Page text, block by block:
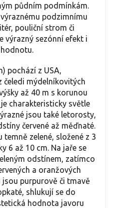
půdním podmínkám.
podzimnímu
pouliční strom či
výrazný sezónní efekt i
pochází z USA,
mýdelníkovitých
až 40 m s korunou
charakteristicky světle
jsou také letorosty,
červené až měďnaté.
zelené, složené z 3
6 až 10 cm. Na jaře se
odstínem, zatímco
a oranžových
purpurově či tmavě
shlukují se do
hodnota javoru